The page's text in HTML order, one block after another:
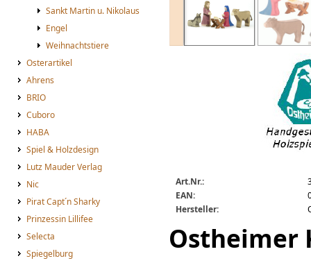
Sankt Martin u. Nikolaus
Engel
Weihnachtstiere
Osterartikel
Ahrens
BRIO
Cuboro
HABA
Spiel & Holzdesign
Lutz Mauder Verlag
Nic
Pirat Capt´n Sharky
Prinzessin Lillifee
Selecta
Spiegelburg
Art.Nr.:
EAN:
Hersteller:
Ostheimer